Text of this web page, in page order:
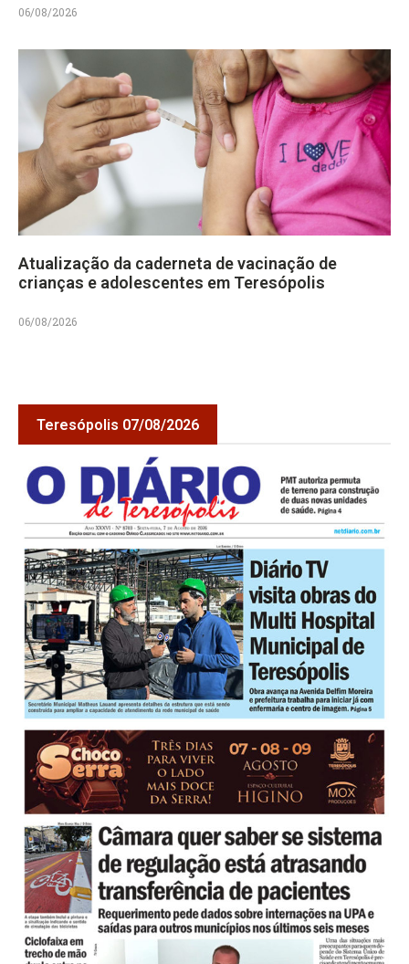
06/08/2026
Atualização da caderneta de vacinação de
crianças e adolescentes em Teresópolis
06/08/2026
Teresópolis 07/08/2026